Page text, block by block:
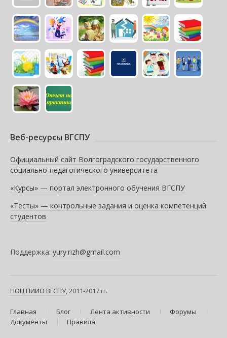
Веб-ресурсы ВГСПУ
Официальный сайт Волгоградского государственного
социально-педагогического университета
«Курсы» — портал электронного обучения ВГСПУ
«Тесты» — контрольные задания и оценка компетенций
студентов
Поддержка: yury.rizh@gmail.com
НОЦ ПИИО ВГСПУ, 2011-2017 гг.
Главная Блог Лента активности
Форумы
Документы
Правила